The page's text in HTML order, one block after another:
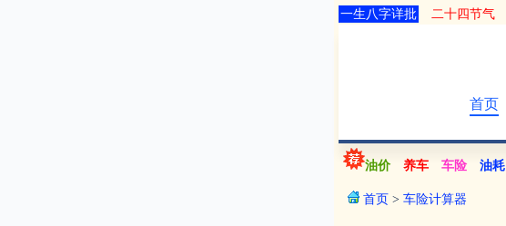
一生八字详批 二十四节气
首页
油价 养车 车险 油耗
首页 > 车险计算器